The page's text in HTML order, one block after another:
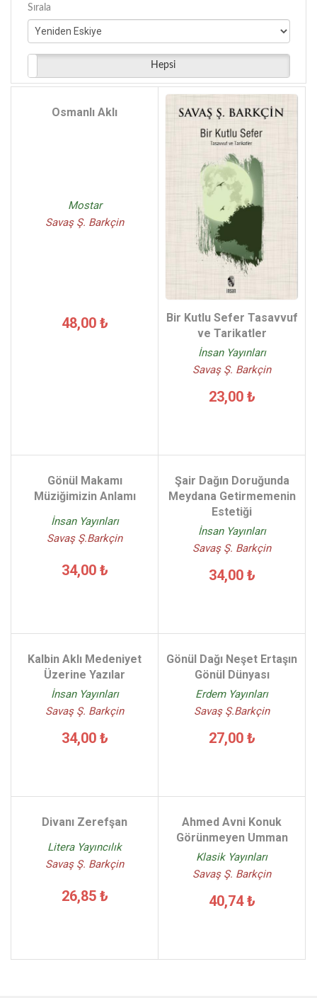
Sırala
Hepsi
Osmanlı Aklı
Mostar
Savaş Ş. Barkçin
48,00 ₺
Bir Kutlu Sefer Tasavvuf
ve Tarikatler
İnsan Yayınları
Savaş Ş. Barkçin
23,00 ₺
Gönül Makamı
Müziğimizin Anlamı
İnsan Yayınları
Savaş Ş.Barkçin
34,00 ₺
Şair Dağın Doruğunda
Meydana Getirmemenin
Estetiği
İnsan Yayınları
Savaş Ş. Barkçin
34,00 ₺
Kalbin Aklı Medeniyet
Üzerine Yazılar
İnsan Yayınları
Savaş Ş. Barkçin
34,00 ₺
Gönül Dağı Neşet Ertaşın
Gönül Dünyası
Erdem Yayınları
Savaş Ş.Barkçin
27,00 ₺
Divanı Zerefşan
Litera Yayıncılık
Savaş Ş. Barkçin
26,85 ₺
Ahmed Avni Konuk
Görünmeyen Umman
Klasik Yayınları
Savaş Ş. Barkçin
40,74 ₺